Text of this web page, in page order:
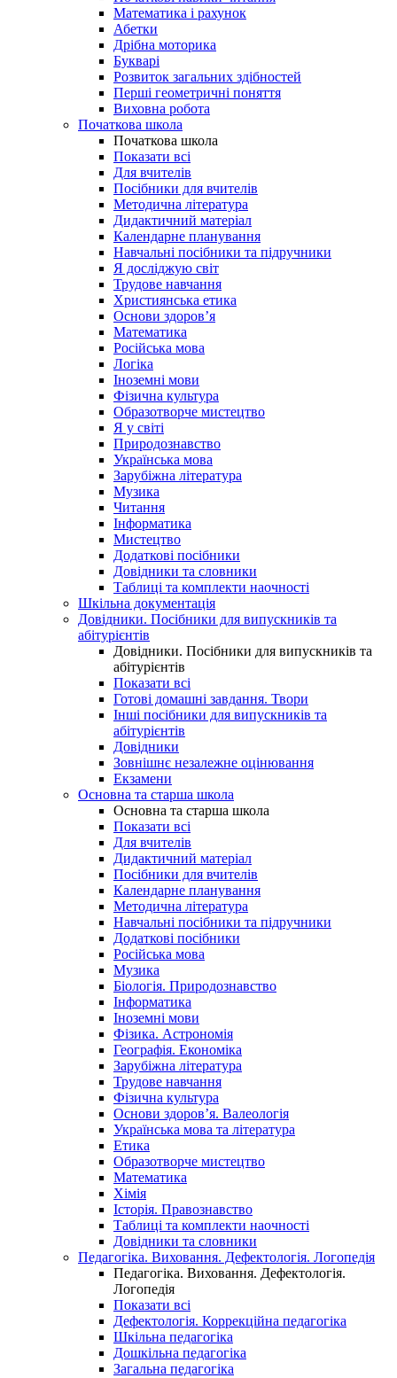
Математика і рахунок
Абетки
Дрібна моторика
Букварі
Розвиток загальних здібностей
Перші геометричні поняття
Виховна робота
Початкова школа
Початкова школа
Показати всі
Для вчителів
Посібники для вчителів
Методична література
Дидактичний матеріал
Календарне планування
Навчальні посібники та підручники
Я досліджую світ
Трудове навчання
Християнська етика
Основи здоров’я
Математика
Російська мова
Логіка
Іноземні мови
Фізична культура
Образотворче мистецтво
Я у світі
Природознавство
Українська мова
Зарубіжна література
Музика
Читання
Інформатика
Мистецтво
Додаткові посібники
Довідники та словники
Таблиці та комплекти наочності
Шкільна документація
Довідники. Посібники для випускників та
абітурієнтів
Довідники. Посібники для випускників та
абітурієнтів
Показати всі
Готові домашні завдання. Твори
Інші посібники для випускників та
абітурієнтів
Довідники
Зовнішнє незалежне оцінювання
Екзамени
Основна та старша школа
Основна та старша школа
Показати всі
Для вчителів
Дидактичний матеріал
Посібники для вчителів
Календарне планування
Методична література
Навчальні посібники та підручники
Додаткові посібники
Російська мова
Музика
Біологія. Природознавство
Інформатика
Іноземні мови
Фізика. Астрономія
Географія. Економіка
Зарубіжна література
Трудове навчання
Фізична культура
Основи здоров’я. Валеологія
Українська мова та література
Етика
Образотворче мистецтво
Математика
Хімія
Історія. Правознавство
Таблиці та комплекти наочності
Довідники та словники
Педагогіка. Виховання. Дефектологія. Логопедія
Педагогіка. Виховання. Дефектологія.
Логопедія
Показати всі
Дефектологія. Коррекційна педагогіка
Шкільна педагогіка
Дошкільна педагогіка
Загальна педагогіка